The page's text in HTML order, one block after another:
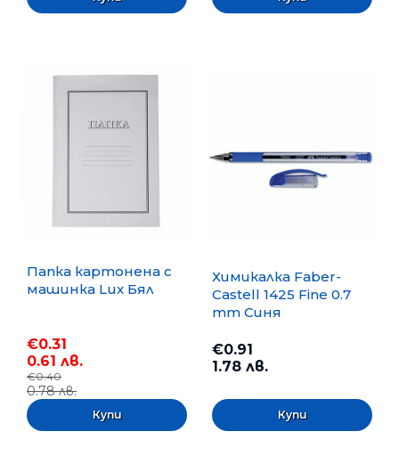
Папка картонена с
машинка Lux Бял
€0.31
0.61 лв.
€0.40
0.78 лв.
Химикалка Faber-
Castell 1425 Fine 0.7
mm Синя
€0.91
1.78 лв.